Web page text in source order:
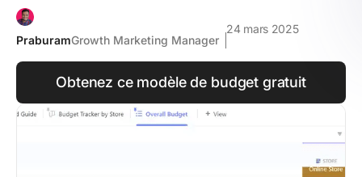
PraburamGrowth Marketing Manager
24 mars 2025
Obtenez ce modèle de budget gratuit